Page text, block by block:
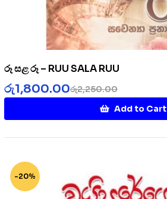
රූ සළ රූ – RUU SALA RUU
රු2,250.00
රු1,800.00
Add to Cart
-20%